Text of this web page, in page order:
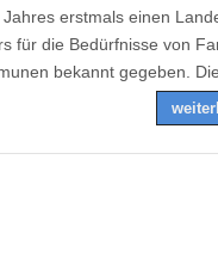
erstmals einen
für die Bedürfnisse von
bekannt gegeben.